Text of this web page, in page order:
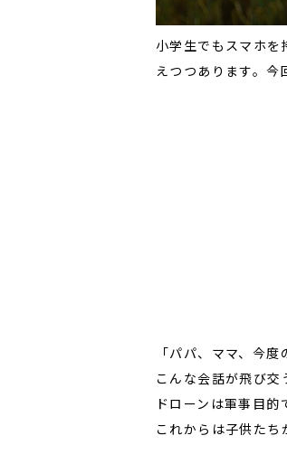
小学生でもスマホ
えつつあります。今
「パパ、ママ、今
こんな会話が飛び交
ドローンは軍事目
これからは子供たち